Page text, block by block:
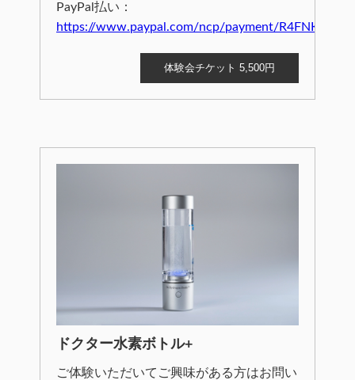
PayPal払い：
https://www.paypal.com/ncp/payment/
体験会チケット 5,500円
ドクター水素ボトル+
ご体験いただいてご興味がある方はお問い